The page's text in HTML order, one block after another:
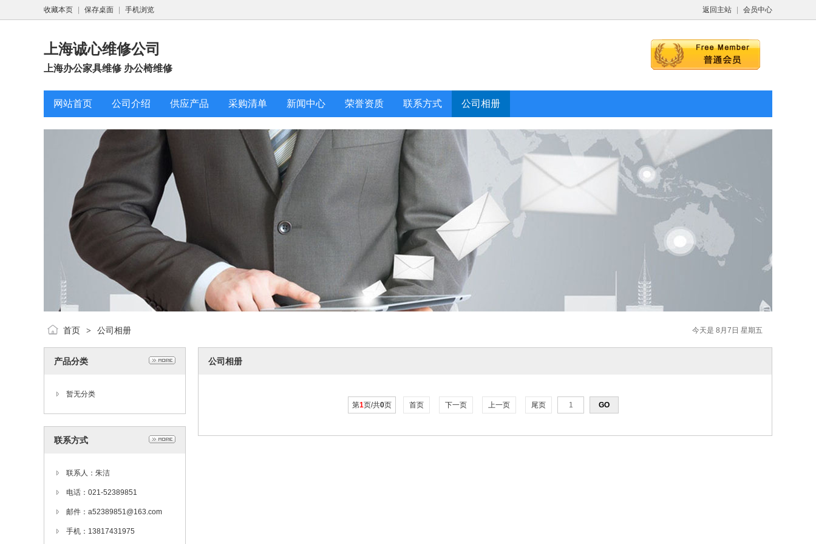
返回主站 会员中心
收藏本页 保存桌面 手机浏览
上海诚心维修公司
上海办公家具维修 办公椅维修
网站首页 公司介绍 供应产品 采购清单 新闻中心 荣誉资质 联系方式 公司相册
今天是 8月7日 星期五
首页 > 公司相册
产品分类
暂无分类
联系方式
联系人：朱洁
电话：021-52389851
邮件：a52389851@163.com
手机：13817431975
公司相册
第1页/共0页 首页 下一页 上一页 尾页